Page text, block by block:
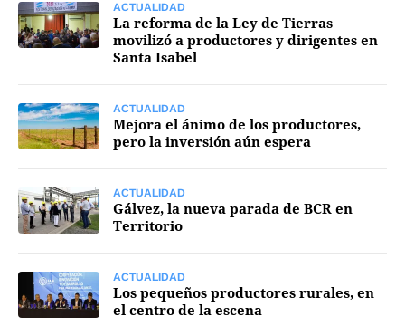
Lechería
Tecnología
Agenda
Regionales
Agronegocios
ACTUALIDAD
La reforma de la Ley de Tierras
movilizó a productores y dirigentes en
Santa Isabel
ACTUALIDAD
Mejora el ánimo de los productores,
pero la inversión aún espera
ACTUALIDAD
Gálvez, la nueva parada de BCR en
Territorio
ACTUALIDAD
Los pequeños productores rurales, en
el centro de la escena